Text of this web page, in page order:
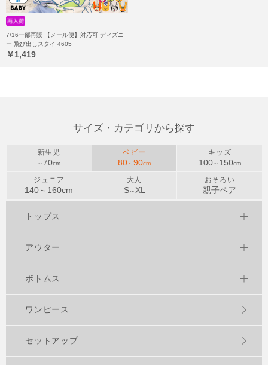
7/16一部再販 【メール便】対応可 ディズニ
ー 飛び出しスタイ 4605
￥1,419
サイズ・カテゴリから探す
新生児
～ 70cm
ベビー
80～90cm
キッズ
100～ 150cm
ジュニア
140～ 160cm
大人
S～ XL
おそろい
親子ペア
トップス
アウター
ボトムス
ワンピース
セットアップ